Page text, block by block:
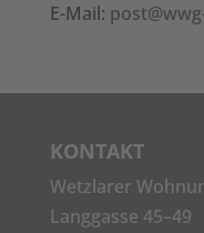
E-Mail:
KONTAKT
Wetzlarer
Langgasse 45–49